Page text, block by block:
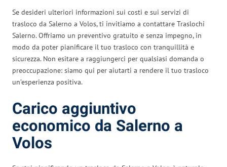
Se desideri ulteriori informazioni sui costi e sui servizi di
trasloco da Salerno a Volos, ti invitiamo a contattare Traslochi
Salerno. Offriamo un preventivo gratuito e senza impegno, in
modo da poter pianificare il tuo trasloco con tranquillità e
sicurezza. Non esitare a raggiungerci per qualsiasi domanda o
preoccupazione: siamo qui per aiutarti a rendere il tuo trasloco
un’esperienza positiva.
Carico aggiuntivo
economico da Salerno a
Volos